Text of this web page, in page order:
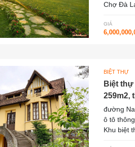
Chợ Đà
GIÁ
BIỆT THỰ
Biệt
259m2,
đường
ô tô
Khu biệt